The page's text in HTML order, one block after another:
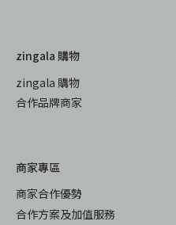
zingala 購物
zingala 購物
合作品牌商家
商家專區
商家合作優勢
合作方案及加值服務